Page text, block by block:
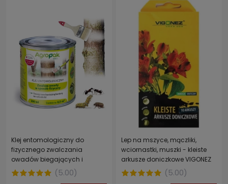
Klej entomologiczny do
fizycznego zwalczania
owadów biegających i
latających AGROPAK / SUMIN
200 ml
(5.00)
Lep na mszyce, mączliki,
wciornastki, muszki - kleiste
arkusze doniczkowe VIGONEZ
10 szt.
(5.00)